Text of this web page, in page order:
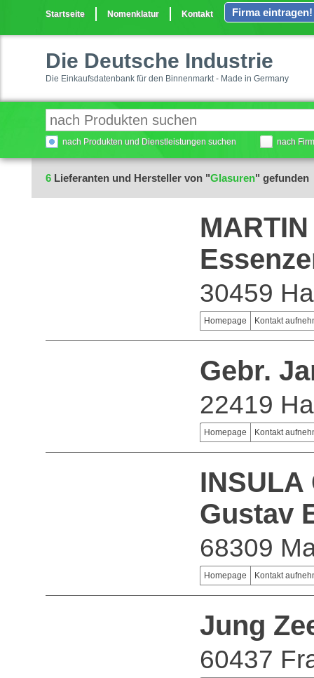
Startseite Nomenklatur Kontakt Firma eintragen!
Die Deutsche Industrie
Die Einkaufsdatenbank für den Binnenmarkt - Made in Germany
nach Produkten und Dienstleistungen suchen nach
6 Lieferanten und Hersteller von "Glasuren" gefunden
30459
Homepage Kontakt
Gebr.
22419
Homepage Kontakt
Gustav
68309
Homepage Kontakt
Jung
60437